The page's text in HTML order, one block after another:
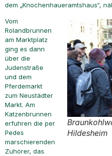
dem „Knochenhaueramtshaus“,
Hildesheim
Vom
Rolandbrunnen
am Marktplatz
ging es dann
über die
Judenstraße
und dem
Pferdemarkt
zum Neustädter
Markt. Am
Katzenbrunnen
erfuhren die per
Pedes
marschierenden
Zuhörer, das